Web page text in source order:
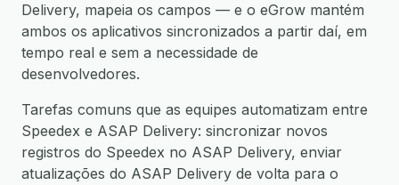
Delivery, mapeia os campos — e o eGrow mantém
ambos os aplicativos sincronizados a partir daí, em
tempo real e sem a necessidade de
desenvolvedores.
Tarefas comuns que as equipes automatizam entre
Speedex e ASAP Delivery: sincronizar novos
registros do Speedex no ASAP Delivery, enviar
atualizações do ASAP Delivery de volta para o